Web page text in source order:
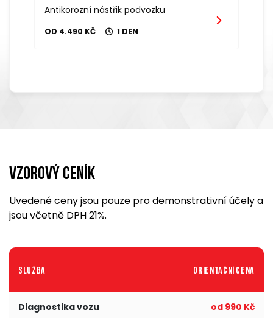
Antikorozní nástřik podvozku
OD 4.490 KČ 1 DEN
Vzorový ceník
Uvedené ceny jsou pouze pro demonstrativní účely a
jsou včetně DPH 21%.
Služba Orientační cena
Diagnostika vozu od 990 Kč